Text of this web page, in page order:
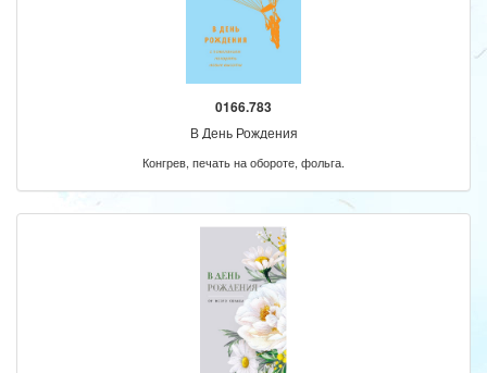
0166.783
В День Рождения
Конгрев, печать на обороте, фольга.